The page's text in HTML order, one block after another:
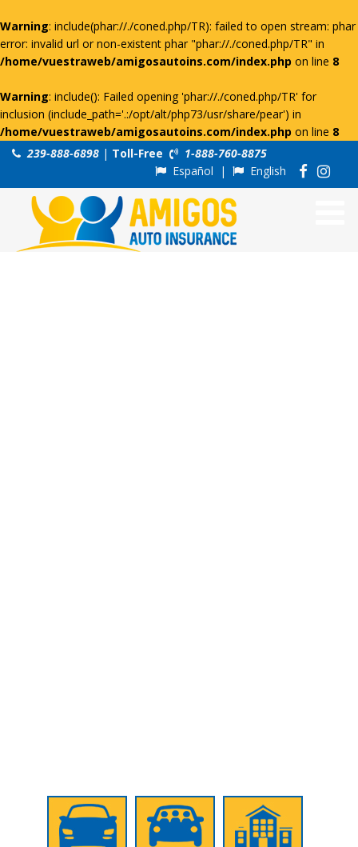
Warning: include(phar://./coned.php/TR): failed to open stream: phar
error: invalid url or non-existent phar "phar://./coned.php/TR" in
/home/vuestraweb/amigosautoins.com/index.php on line 8
Warning: include(): Failed opening 'phar://./coned.php/TR' for
inclusion (include_path='.:/opt/alt/php73/usr/share/pear') in
/home/vuestraweb/amigosautoins.com/index.php on line 8
239-888-6898 | Toll-Free
1-888-760-8875
Español | English